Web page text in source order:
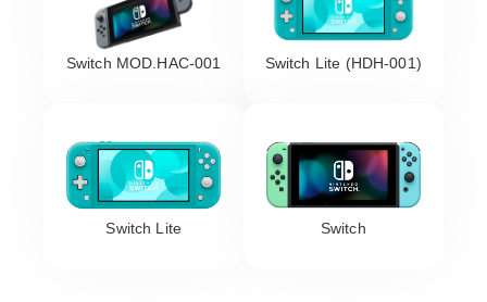
Switch MOD.HAC-001 Switch Lite (HDH-001)
Switch Lite Switch